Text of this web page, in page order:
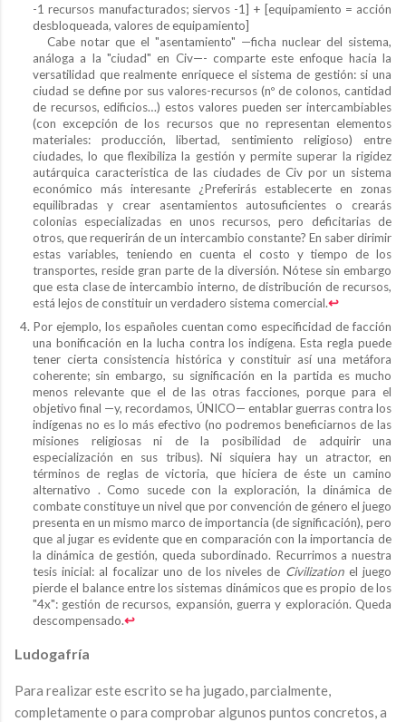
-1 recursos manufacturados; siervos -1] + [equipamiento = acción
desbloqueada, valores de equipamiento]
Cabe notar que el "asentamiento" —ficha nuclear del sistema,
análoga a la "ciudad" en Civ—- comparte este enfoque hacia la
versatilidad que realmente enriquece el sistema de gestión: si una
ciudad se define por sus valores-recursos (nº de colonos, cantidad
de recursos, edificios…) estos valores pueden ser intercambiables
(con excepción de los recursos que no representan elementos
materiales: producción, libertad, sentimiento religioso) entre
ciudades, lo que flexibiliza la gestión y permite superar la rigidez
autárquica caracteristica de las ciudades de Civ por un sistema
económico más interesante ¿Preferirás establecerte en zonas
equilibradas y crear asentamientos autosuficientes o crearás
colonias especializadas en unos recursos, pero deficitarias de
otros, que requerirán de un intercambio constante? En saber dirimir
estas variables, teniendo en cuenta el costo y tiempo de los
transportes, reside gran parte de la diversión. Nótese sin embargo
que esta clase de intercambio interno, de distribución de recursos,
está lejos de constituir un verdadero sistema comercial.↩︎
Por ejemplo, los españoles cuentan como especificidad de facción
una bonificación en la lucha contra los indígena. Esta regla puede
tener cierta consistencia histórica y constituir así una metáfora
coherente; sin embargo, su significación en la partida es mucho
menos relevante que el de las otras facciones, porque para el
objetivo final —y, recordamos, ÚNICO— entablar guerras contra los
indígenas no es lo más efectivo (no podremos beneficiarnos de las
misiones religiosas ni de la posibilidad de adquirir una
especialización en sus tribus). Ni siquiera hay un atractor, en
términos de reglas de victoria, que hiciera de éste un camino
alternativo . Como sucede con la exploración, la dinámica de
combate constituye un nivel que por convención de género el juego
presenta en un mismo marco de importancia (de significación), pero
que al jugar es evidente que en comparación con la importancia de
la dinámica de gestión, queda subordinado. Recurrimos a nuestra
tesis inicial: al focalizar uno de los niveles de Civilizationel juego
pierde el balance entre los sistemas dinámicos que es propio de los
"4x": gestión de recursos, expansión, guerra y exploración. Queda
descompensado.↩︎
Ludogafría
Para realizar este escrito se ha jugado, parcialmente,
completamente o para comprobar algunos puntos concretos, a